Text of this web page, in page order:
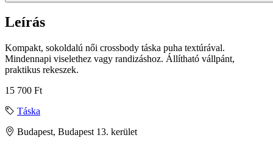
Leírás
Kompakt, sokoldalú női crossbody táska puha textúrával.
Mindennapi viselethez vagy randizáshoz. Állítható vállpánt,
praktikus rekeszek.
15 700 Ft
Táska
Budapest, Budapest 13. kerület